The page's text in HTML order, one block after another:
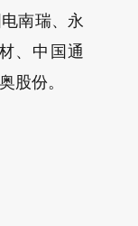
南瑞、永
、中国通
股份。